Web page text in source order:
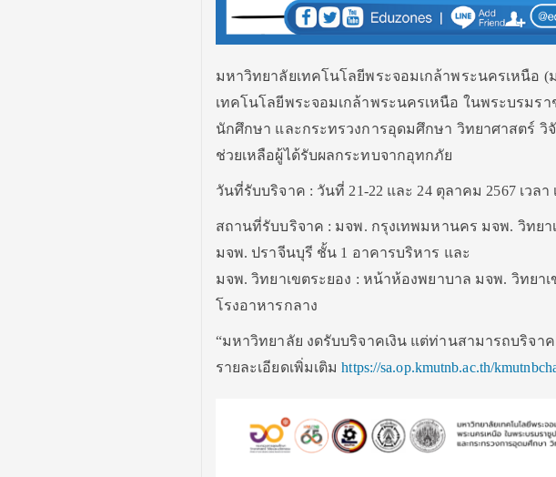
มหาวิทยาลัยเทคโนโลยีพระจอมเกล้าพระนครเหนือ
เทคโนโลยีพระจอมเกล้าพระนครเหนือ ในพระบรม
นักศึกษา และกระทรวงการอุดมศึกษา วิทยาศาสตร์
ช่วยเหลือผู้ได้รับผลกระทบจากอุทกภัย
วันที่รับบริจาค : วันที่ 21-22 และ 24 ตุลาคม 2567 เวลา
สถานที่รับบริจาค : มจพ. กรุงเทพมหานคร มจพ. วิทย
มจพ. ปราจีนบุรี ชั้น 1 อาคารบริหาร และ
มจพ. วิทยาเขตระยอง : หน้าห้องพยาบาล มจพ. วิทยา
โรงอาหารกลาง
“มหาวิทยาลัย งดรับบริจาคเงิน แต่ท่านสามารถบริจา
รายละเอียดเพิ่มเติมhttps://sa.op.kmutnb.ac.th/